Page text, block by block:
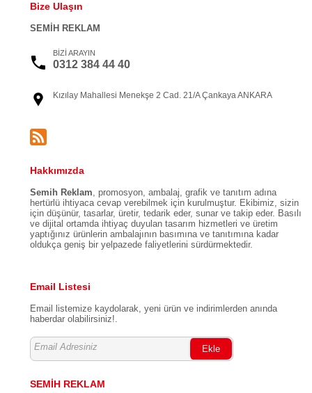
Bize Ulaşın
SEMİH REKLAM
BİZİ ARAYIN
0312 384 44 40
Kızılay Mahallesi Menekşe 2 Cad. 21/A Çankaya ANKARA
Hakkımızda
Semih Reklam, promosyon, ambalaj, grafik ve tanıtım adına
hertürlü ihtiyaca cevap verebilmek için kurulmuştur. Ekibimiz, sizin
için düşünür, tasarlar, üretir, tedarik eder, sunar ve takip eder. Basılı
ve dijital ortamda ihtiyaç duyulan tasarım hizmetleri ve üretim
yaptığınız ürünlerin ambalajının basımına ve tanıtımına kadar
oldukça geniş bir yelpazede faliyetlerini sürdürmektedir.
Email Listesi
Email listemize kaydolarak, yeni ürün ve indirimlerden anında
haberdar olabilirsiniz!.
Ekle
SEMİH REKLAM